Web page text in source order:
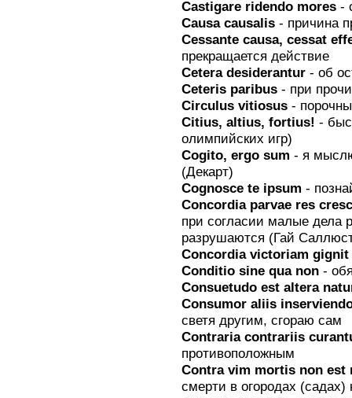
Castigare ridendo mores-
Causa causalis- причина
Cessante causa, cessat
прекращается действие
Сеterа desiderantur- об
Ceteris paribus- при
Circulus vitiosus-
Citius, altius, fortius! -
олимпийских игр)
Cogito, ergo sum - я
(Декарт)
Cognosce te ipsum -
Concordia parvae res
при согласии малые дела
разрушаются (Гай
Concordia victoriam gignit
Conditio sine qua non-
Consuetudo est аlterа
Consumor aliis
светя другим, сгораю сам
Contraria contrariis
противоположным
Contra vim mortis nоn
смерти в огородах (садах)